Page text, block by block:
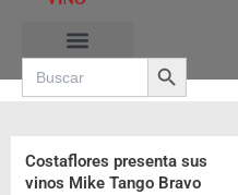
contenido
Search
for:
Search Button
Costaflores presenta sus
vinos Mike Tango Bravo